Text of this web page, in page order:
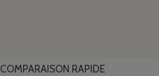
COMPARAISON RAPIDE